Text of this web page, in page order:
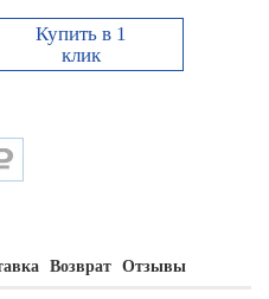
Купить в 1
клик
Возврат Отзывы